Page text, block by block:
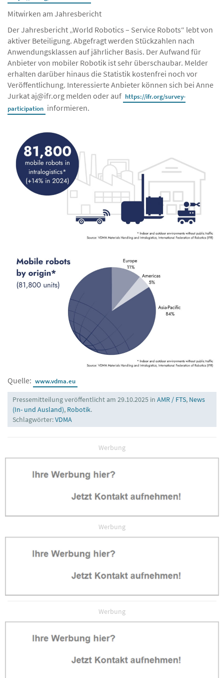
Mitwirken am Jahresbericht
Der Jahresbericht „World Robotics – Service Robots“ lebt von
aktiver Beteiligung. Abgefragt werden Stückzahlen nach
Anwendungsklassen auf jährlicher Basis. Der Aufwand für
Anbieter von mobiler Robotik ist sehr überschaubar. Melder
erhalten darüber hinaus die Statistik kostenfrei noch vor
Veröffentlichung. Interessierte Anbieter können sich bei Anne
Jurkat aj@ifr.org melden oder auf https://ifr.org/survey-
participation informieren.
Quelle: www.vdma.eu
Pressemitteilung veröffentlicht am 29.10.2025 in AMR / FTS, News
(In- und Ausland), Robotik.
Schlagwörter:VDMA
Werbung
Werbung
Werbung